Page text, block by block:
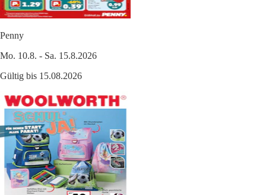
Penny
Mo. 10.8. - Sa. 15.8.2026
Gültig bis 15.08.2026